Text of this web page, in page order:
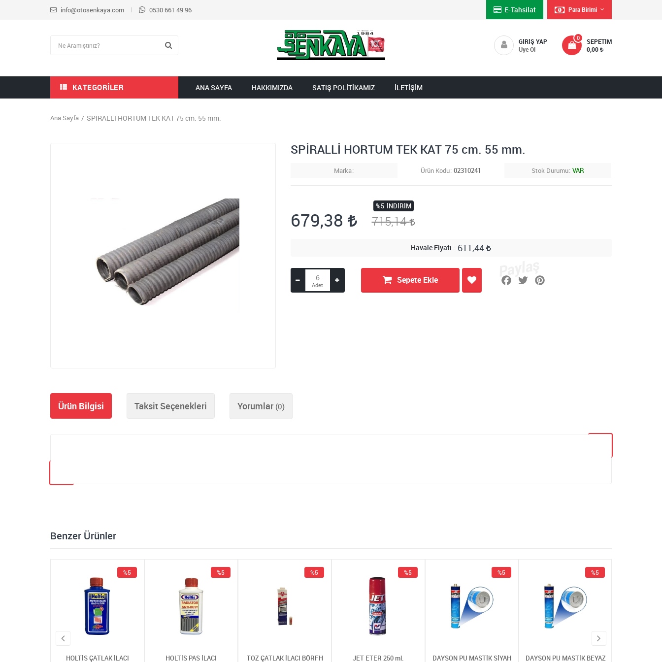
info@otosenkaya.com 0530 661 49 96 E-Tahsilat Para Birimi
SEPETIM
0
0,00
GIRIŞ YAP
Üye Ol
KATEGORILER ANA SAYFA HAKKIMIZDA SATIŞ POLİTİKAMIZ İLETİŞİM
Ana Sayfa SPİRALLİ HORTUM TEK KAT 75 cm. 55 mm.
SPİRALLİ HORTUM TEK KAT 75 cm. 55 mm.
Marka Ürün Kodu 02310241 Stok Durumu VAR
679,38
%5 İNDIRIM
715,14
Havale Fiyatı 611,44
Sepete Ekle
Ürün Bilgisi Taksit Seçenekleri Yorumlar (0)
Benzer Ürünler
HOLTİS ÇATLAK İLACI
%5
HOLTİS PAS İLACI
%5
TOZ ÇATLAK İLACI BÖRFH
%5
JET ETER 250 ml.
%5
DAYSON PU MASTİK SİYAH
%5
DAYSON PU MASTİK BEYAZ
%5